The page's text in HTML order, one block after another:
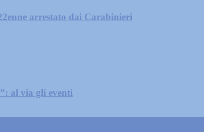
arrestato dai Carabinieri
al via gli eventi